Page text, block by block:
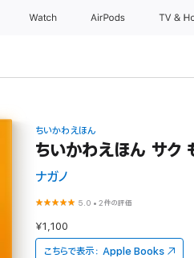
Watch AirPods TV &
ちいかわえほん
ちいかわえほん サク
ナガノ
5.0 •2件の評価
¥1,100
こちらで表示： Apple Books